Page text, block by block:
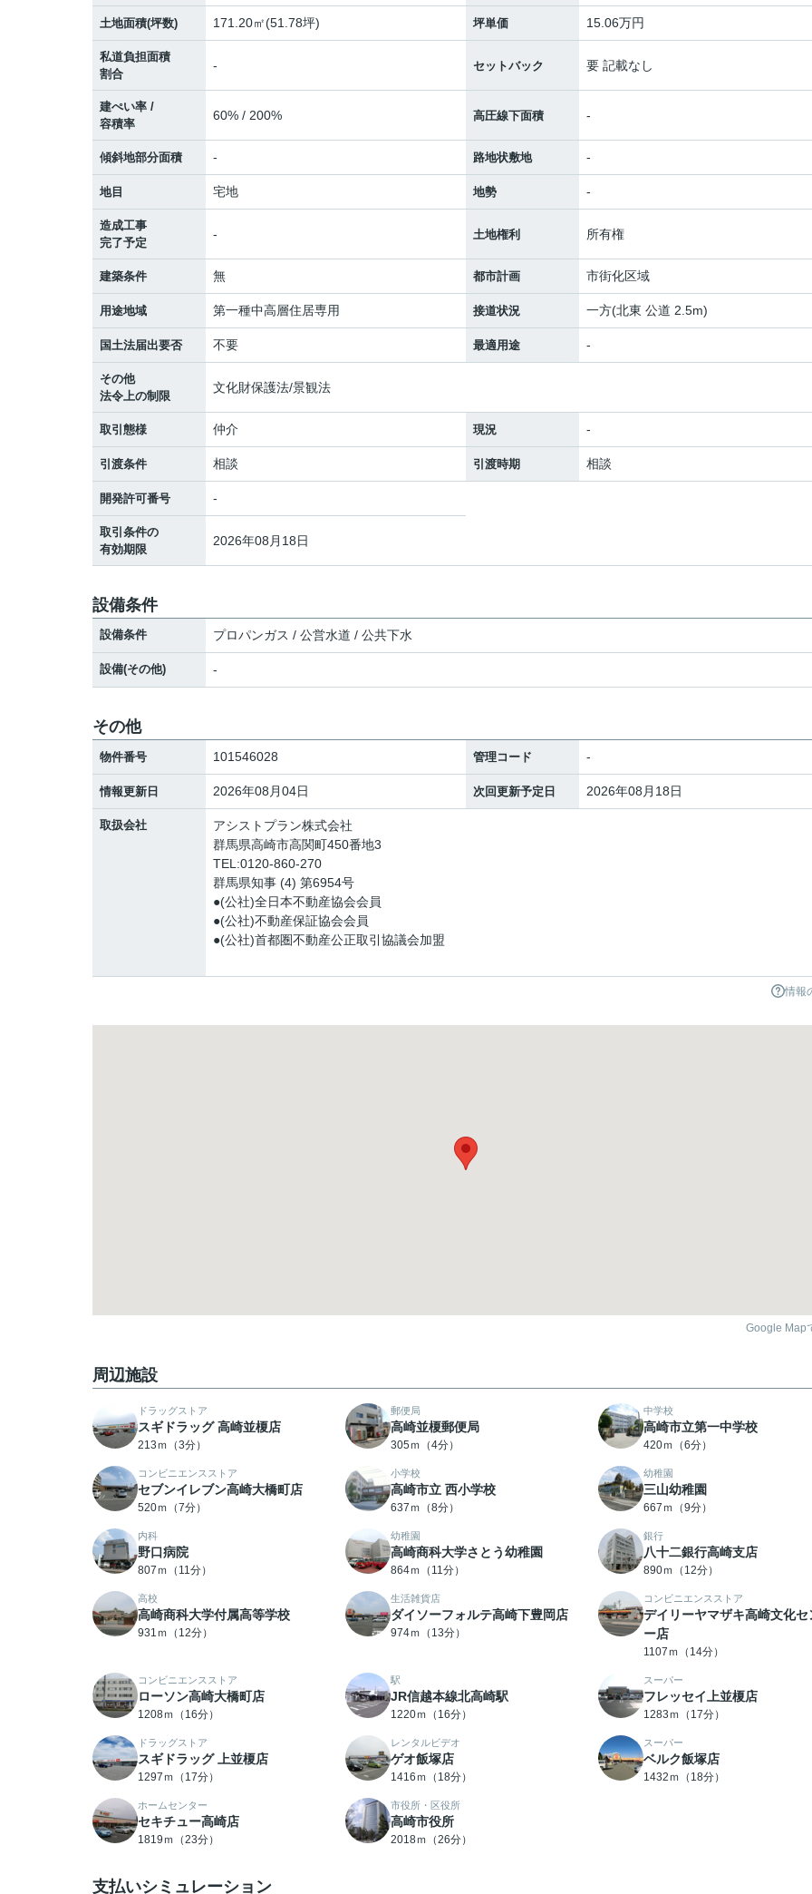
土地面積(坪数) 171.20㎡(51.78坪) 坪単価 15.06万円
私道負担面積
割合
- セットバック 要 記載なし
建ぺい率 /
容積率
60% / 200% 高圧線下面積 -
傾斜地部分面積 - 路地状敷地 -
地目 宅地 地勢 -
造成工事
完了予定
- 土地権利 所有権
建築条件 無 都市計画 市街化区域
用途地域 第一種中高層住居専用 接道状況 一方(北東 公道 2.5m)
国土法届出要否 不要 最適用途 -
その他
法令上の制限
文化財保護法/景観法
取引態様 仲介 現況 -
引渡条件 相談 引渡時期 相談
開発許可番号 -
取引条件の
有効期限
2026年08月18日
設備条件
設備条件 プロパンガス / 公営水道 / 公共下水
設備(その他) -
その他
物件番号 101546028 管理コード -
情報更新日 2026年08月04日 次回更新予定日 2026年08月18日
取扱会社
アシストプラン株式会社
群馬県高崎市高関町450番地3
TEL:0120-860-270
群馬県知事 (4) 第6954号
●(公社)全日本不動産協会会員
●(公社)不動産保証協会会員
●(公社)首都圏不動産公正取引協議会加盟
情報
Google Map
周辺施設
ドラッグストア
スギドラッグ 高崎並榎店
213ｍ（3分）
郵便局
高崎並榎郵便局
305ｍ（4分）
中学校
高崎市立第一中学校
420ｍ（6分）
コンビニエンスストア
セブンイレブン高崎大橋町店
520ｍ（7分）
小学校
高崎市立 西小学校
637ｍ（8分）
幼稚園
三山幼稚園
667ｍ（9分）
内科
野口病院
807ｍ（11分）
幼稚園
高崎商科大学さとう幼稚園
864ｍ（11分）
銀行
八十二銀行高崎支店
890ｍ（12分）
高校
高崎商科大学付属高等学校
931ｍ（12分）
生活雑貨店
ダイソーフォルテ高崎下豊岡店
974ｍ（13分）
コンビニエンスストア
デイリーヤマザキ高崎文化セ
ー店
1107ｍ（14分）
コンビニエンスストア
ローソン高崎大橋町店
1208ｍ（16分）
駅
JR信越本線北高崎駅
1220ｍ（16分）
スーパー
フレッセイ上並榎店
1283ｍ（17分）
ドラッグストア
スギドラッグ 上並榎店
1297ｍ（17分）
レンタルビデオ
ゲオ飯塚店
1416ｍ（18分）
スーパー
ベルク飯塚店
1432ｍ（18分）
ホームセンター
セキチュー高崎店
1819ｍ（23分）
市役所・区役所
高崎市役所
2018ｍ（26分）
支払いシミュレーション